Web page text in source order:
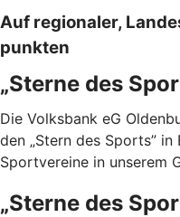
Auf regionaler,
punkten
„Sterne des
Die Volksbank eG
den „Stern des Sports”
Sportvereine in unserem
„Sterne des